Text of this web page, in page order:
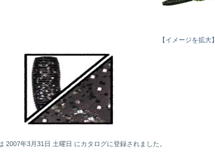
【イメージを拡大】
2007年3月31日 土曜日 にカタログに登録されました。